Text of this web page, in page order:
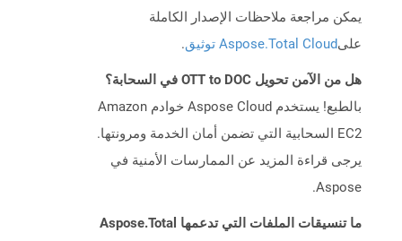
يمكن مراجعة ملاحظات الإصدار الكاملة
علىAspose.Total Cloud توثيق .
هل من الآمن تحويل OTT to DOC في السحابة؟
بالطبع! يستخدم Aspose Cloud خوادم Amazon
EC2 السحابية التي تضمن أمان الخدمة ومرونتها.
يرجى قراءة المزيد عن الممارسات الأمنية في
Aspose.
ما تنسيقات الملفات التي تدعمها Aspose.Total